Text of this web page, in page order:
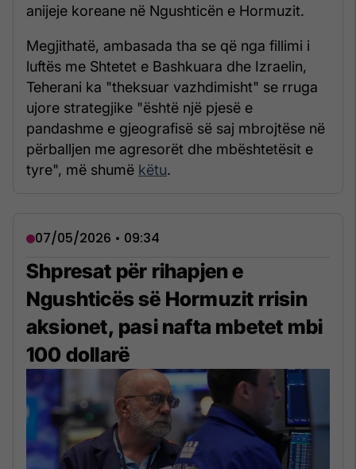
anijeje koreane në Ngushticën e Hormuzit.
Megjithatë, ambasada tha se që nga fillimi i
luftës me Shtetet e Bashkuara dhe Izraelin,
Teherani ka "theksuar vazhdimisht" se rruga
ujore strategjike "është një pjesë e
pandashme e gjeografisë së saj mbrojtëse në
përballjen me agresorët dhe mbështetësit e
tyre", më shumë këtu.
07/05/2026 • 09:34
Shpresat për rihapjen e
Ngushticës së Hormuzit rrisin
aksionet, pasi nafta mbetet mbi
100 dollarë